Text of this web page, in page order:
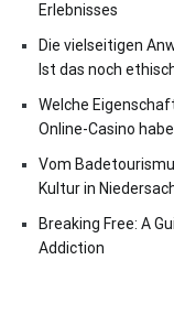
Erlebnisses
Die vielseitigen
Ist das noch
Welche
Online-Casino
Vom
Kultur in
Breaking Free: A
Addiction